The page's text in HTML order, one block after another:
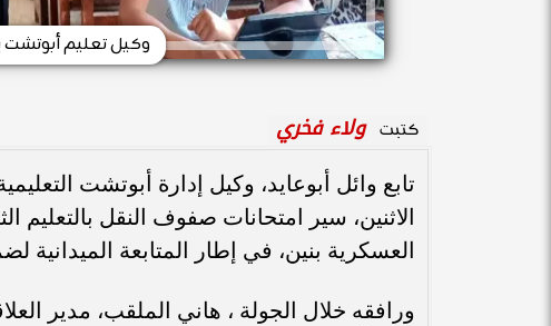
وكيل تعليم أبوتشت
كتبت ولاء فخري
تابع وائل أبوعايد، وكيل إدارة أبوتشت
الاثنين، سير امتحانات صفوف النقل بالتعليم
العسكرية بنين، في إطار المتابعة الميدانية
ورافقه خلال الجولة ، هاني الملقب، مدير